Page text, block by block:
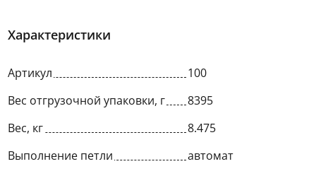
Характеристики
Артикул
100
Вес отгрузочной упаковки, г
8395
Вес, кг
8.475
Выполнение петли
автомат